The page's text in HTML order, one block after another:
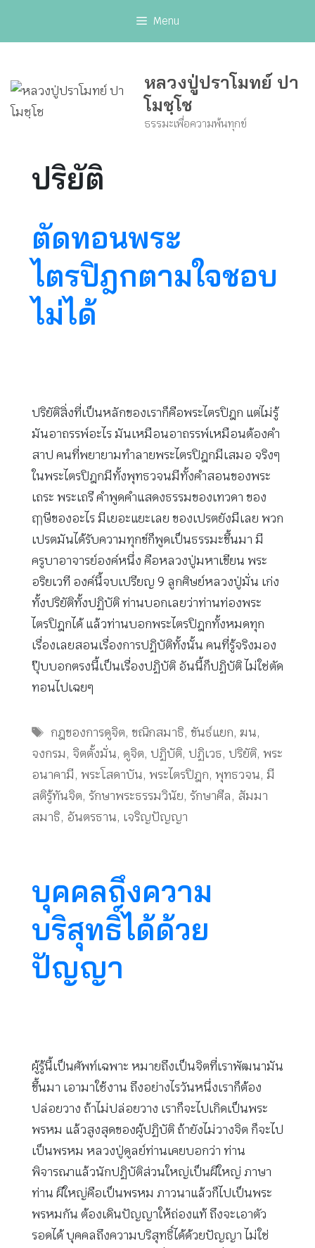
Menu
หลวงปู่ปราโมทย์ ปา
โมชฺโช
ธรรมะเพื่อความพ้นทุกข์
ปริยัติ
ตัดทอนพระ
ไตรปิฎกตามใจชอบ
ไม่ได้
ปริยัติสิ่งที่เป็นหลักของเราก็คือพระไตรปิฎก แต่ไม่รู้
มันอาถรรพ์อะไร มันเหมือนอาถรรพ์เหมือนต้องคำ
สาป คนที่พยายามทำลายพระไตรปิฎกมีเสมอ จริงๆ
ในพระไตรปิฎกมีทั้งพุทธวจนมีทั้งคำสอนของพระ
เถระ พระเถรี คำพูดคำแสดงธรรมของเทวดา ของ
ฤๅษีของอะไร มีเยอะแยะเลย ของเปรตยังมีเลย พวก
เปรตมันได้รับความทุกข์ก็พูดเป็นธรรมะขึ้นมา มี
ครูบาอาจารย์องค์หนึ่ง คือหลวงปู่มหาเขียน พระ
อริยเวที องค์นี้จบเปรียญ 9 ลูกศิษย์หลวงปู่มั่น เก่ง
ทั้งปริยัติทั้งปฏิบัติ ท่านบอกเลยว่าท่านท่องพระ
ไตรปิฎกได้ แล้วท่านบอกพระไตรปิฎกทั้งหมดทุก
เรื่องเลยสอนเรื่องการปฏิบัติทั้งนั้น คนที่รู้จริงมอง
ปุ๊บบอกตรงนี้เป็นเรื่องปฏิบัติ อันนี้ก็ปฏิบัติ ไม่ใช่ตัด
ทอนไปเฉยๆ
Tags
กฎของการดูจิต, ขณิกสมาธิ, ขันธ์แยก, ฆน,
จงกรม, จิตตั้งมั่น, ดูจิต, ปฏิบัติ, ปฏิเวธ, ปริยัติ, พระ
อนาคามี, พระโสดาบัน, พระไตรปิฎก, พุทธวจน, มี
สติรู้ทันจิต, รักษาพระธรรมวินัย, รักษาศีล, สัมมา
สมาธิ, อันตรธาน, เจริญปัญญา
บุคคลถึงความ
บริสุทธิ์ได้ด้วย
ปัญญา
ผู้รู้นี้เป็นศัพท์เฉพาะ หมายถึงเป็นจิตที่เราพัฒนามัน
ขึ้นมา เอามาใช้งาน ถึงอย่างไรวันหนึ่งเราก็ต้อง
ปล่อยวาง ถ้าไม่ปล่อยวาง เราก็จะไปเกิดเป็นพระ
พรหม แล้วสูงสุดของผู้ปฏิบัติ ถ้ายังไม่วางจิต ก็จะไป
เป็นพรหม หลวงปู่ดูลย์ท่านเคยบอกว่า ท่าน
พิจารณาแล้วนักปฏิบัติส่วนใหญ่เป็นผีใหญ่ ภาษา
ท่าน ผีใหญ่คือเป็นพรหม ภาวนาแล้วก็ไปเป็นพระ
พรหมกัน ต้องเดินปัญญาให้ถ่องแท้ ถึงจะเอาตัว
รอดได้ บุคคลถึงความบริสุทธิ์ได้ด้วยปัญญา ไม่ใช่